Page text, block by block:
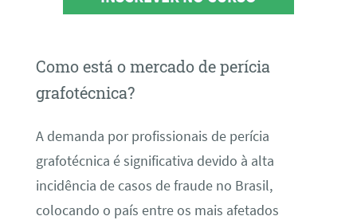
Como está o mercado de perícia
grafotécnica?
A demanda por profissionais de perícia
grafotécnica é significativa devido à alta
incidência de casos de fraude no Brasil,
colocando o país entre os mais afetados